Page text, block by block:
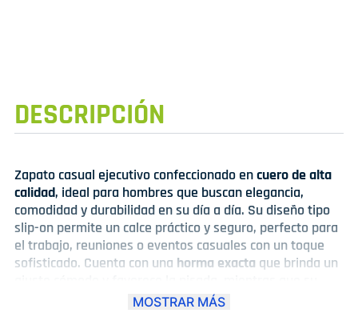
DESCRIPCIÓN
Zapato casual ejecutivo confeccionado encuero de alta
calidad, ideal para hombres que buscan elegancia,
comodidad y durabilidad en su día a día. Su diseño tipo
slip-on permite un calce práctico y seguro, perfecto para
el trabajo, reuniones o eventos casuales con un toque
sofisticado. Cuenta con una horma exacta que brinda un
acabado en cuero resalta una apariencia refinada y
MOSTRAR MÁS